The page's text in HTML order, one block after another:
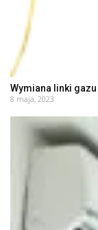
Wymiana linki
8 maja, 2023